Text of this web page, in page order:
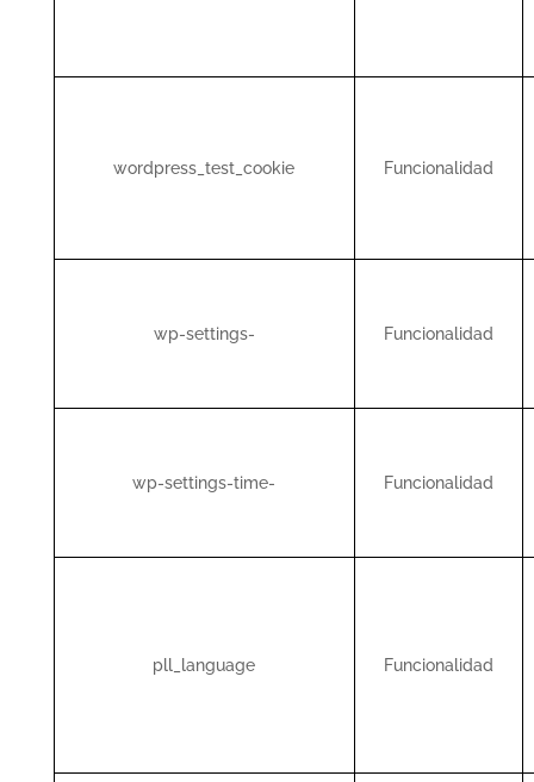
wordpress_test_cookie Funcionalidad
wp-settings- Funcionalidad
wp-settings-time- Funcionalidad
pll_language Funcionalidad